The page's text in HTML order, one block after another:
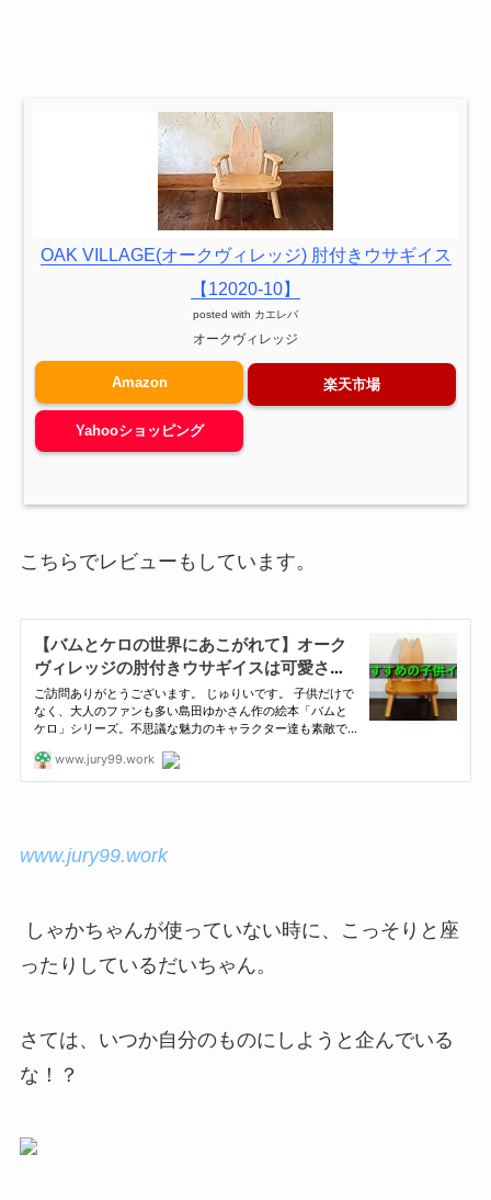
OAK VILLAGE(オークヴィレッジ) 肘付きウサギイス
【12020-10】
posted with カエレバ
オークヴィレッジ
Amazon 楽天市場
Yahooショッピング
こちらでレビューもしています。
www.jury99.work
しゃかちゃんが使っていない時に、こっそりと座
ったりしているだいちゃん。
さては、いつか自分のものにしようと企んでいる
な！？